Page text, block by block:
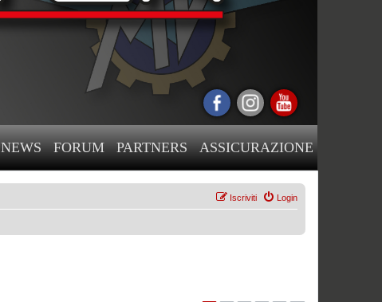
NEWS FORUM PARTNERS ASSICURAZIONE
Login
Iscriviti